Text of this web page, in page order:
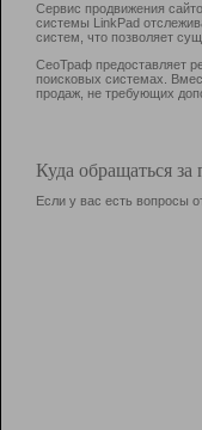
Сервис продвижения
системы LinkPad
систем, что позволяет
СеоТраф предоставляет
поисковых системах.
продаж, не требующих
Куда обращаться
Если у вас есть вопросы